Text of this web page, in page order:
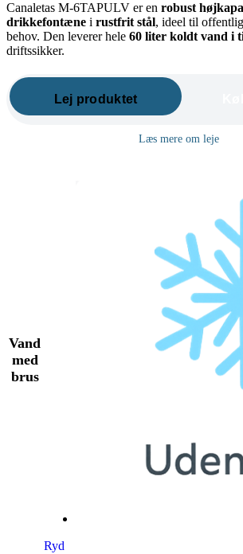
Canaletas M-6TAPULV er en robust
drikkefontæne i rustfrit stål, ideel til
behov. Den leverer hele 60 liter koldt vand i
driftssikker.
Lej produktet
Læs mere om leje
Vand
med
brus
Ryd